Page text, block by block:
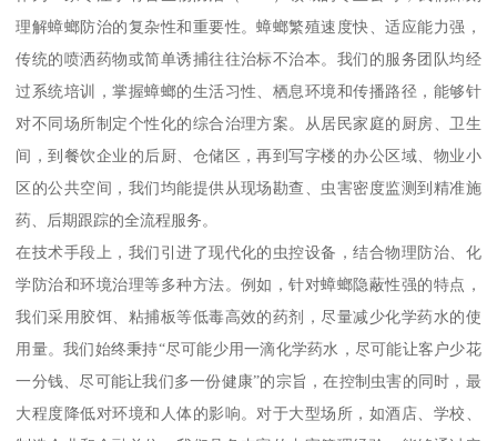
理解蟑螂防治的复杂性和重要性。蟑螂繁殖速度快、适应能力强，
传统的喷洒药物或简单诱捕往往治标不治本。我们的服务团队均经
过系统培训，掌握蟑螂的生活习性、栖息环境和传播路径，能够针
对不同场所制定个性化的综合治理方案。从居民家庭的厨房、卫生
间，到餐饮企业的后厨、仓储区，再到写字楼的办公区域、物业小
区的公共空间，我们均能提供从现场勘查、虫害密度监测到精准施
药、后期跟踪的全流程服务。
在技术手段上，我们引进了现代化的虫控设备，结合物理防治、化
学防治和环境治理等多种方法。例如，针对蟑螂隐蔽性强的特点，
我们采用胶饵、粘捕板等低毒高效的药剂，尽量减少化学药水的使
用量。我们始终秉持“尽可能少用一滴化学药水，尽可能让客户少花
一分钱、尽可能让我们多一份健康”的宗旨，在控制虫害的同时，最
大程度降低对环境和人体的影响。对于大型场所，如酒店、学校、